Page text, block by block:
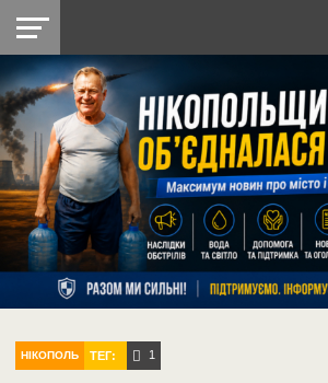
НІКОПОЛЬ
РАЙОН
СІЧЕСЛАВСЬКА
УКРАЇНА
РЕТРО
НІКОПОЛЬ
ЛАЙТ
УКРАЇНА
ДОПОМОГА
РАДІО
НІКОПОЛЬ ТЕГ: 1